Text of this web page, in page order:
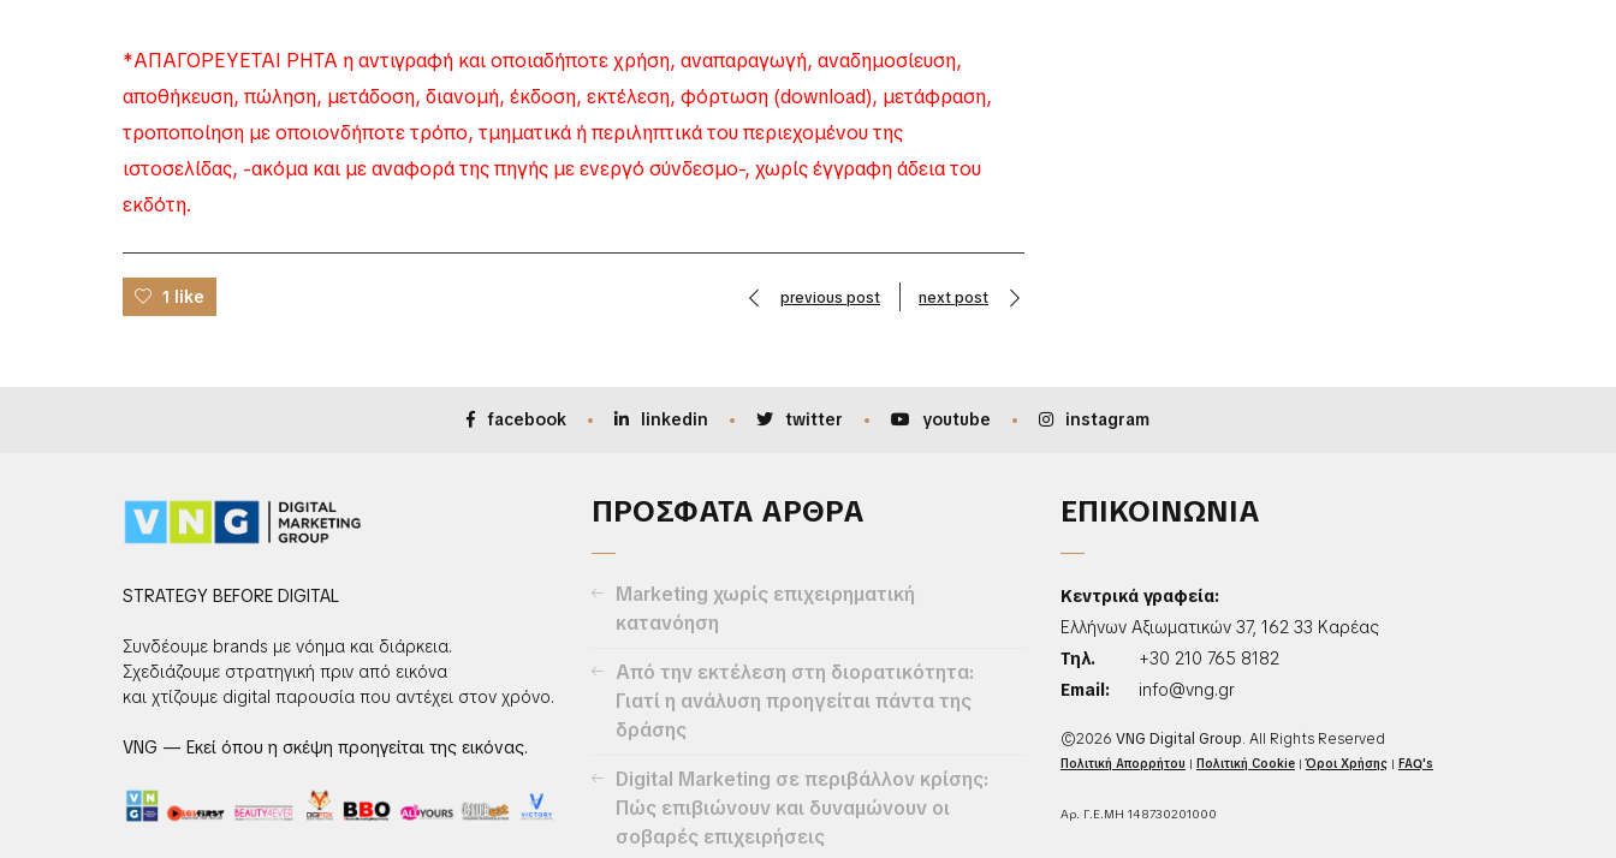
*ΑΠΑΓΟΡΕΥΕΤΑΙ ΡΗΤΑ η αντιγραφή και οποιαδήποτε χρήση, αναπαραγωγή, αναδημοσίευση,
αποθήκευση, πώληση, μετάδοση, διανομή, έκδοση, εκτέλεση, φόρτωση (download), μετάφραση,
τροποποίηση με οποιονδήποτε τρόπο, τμηματικά ή περιληπτικά του περιεχομένου της
ιστοσελίδας, -ακόμα και με αναφορά της πηγής με ενεργό σύνδεσμο-, χωρίς έγγραφη άδεια του
εκδότη.
1 like previous post next post
facebook linkedin twitter youtube instagram
STRATEGY BEFORE DIGITAL
Συνδέουμε brands με νόημα και διάρκεια.
Σχεδιάζουμε στρατηγική πριν από εικόνα
και χτίζουμε digital παρουσία που αντέχει στον χρόνο.
VNG — Εκεί όπου η σκέψη προηγείται της εικόνας.
ΠΡΟΣΦΑΤΑ ΑΡΘΡΑ
Marketing χωρίς επιχειρηματική
κατανόηση
Από την εκτέλεση στη διορατικότητα:
Γιατί η ανάλυση προηγείται πάντα της
δράσης
Digital Marketing σε περιβάλλον κρίσης:
Πώς επιβιώνουν και δυναμώνουν οι
σοβαρές επιχειρήσεις
ΕΠΙΚΟΙΝΩΝΙΑ
Κεντρικά γραφεία:
Ελλήνων Αξιωματικών 37, 162 33 Καρέας
Τηλ.
+30 210 765 8182
Email:
info@vng.gr
©2026 VNG Digital Group. All Rights Reserved
Πολιτική Απορρήτου | Πολιτική Cookie|Όροι Χρήσης| FAQ's
Αρ. Γ.Ε.ΜΗ 148730201000